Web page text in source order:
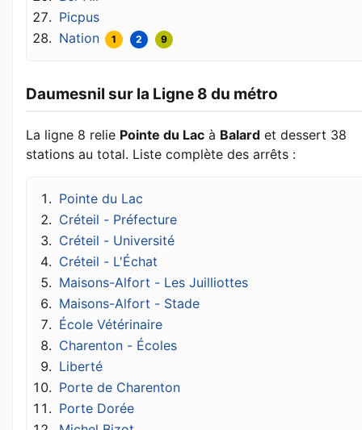
Picpus
Nation
1 2 9
Daumesnil sur la Ligne 8 du métro
La ligne 8 relie Pointe du Lac à Balard et dessert 38
stations au total. Liste complète des arrêts :
Pointe du Lac
Créteil - Préfecture
Créteil - Université
Créteil - L'Échat
Maisons-Alfort - Les Juilliottes
Maisons-Alfort - Stade
École Vétérinaire
Charenton - Écoles
Liberté
Porte de Charenton
Porte Dorée